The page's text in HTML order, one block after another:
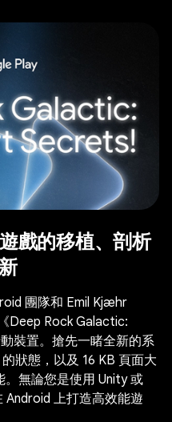
戲的移植、剖析
團隊和 Emil Kjæhr
Deep Rock Galactic:
裝置。搶先一睹全新的系
狀態，以及 16 KB 頁面大
無論您是使用 Unity 或
Android 上打造高效能遊